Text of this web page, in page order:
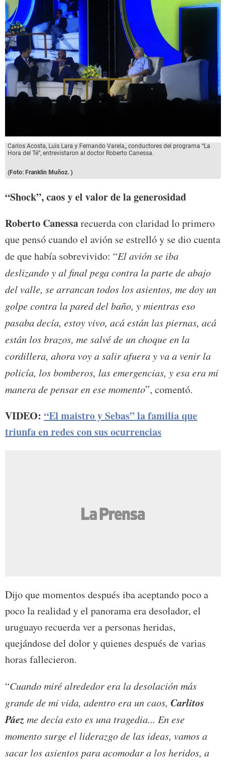
Carlos Acosta, Luis Lara y Fernando Varela,, conductores del programa “La
Hora del Té”, entrevistaron al doctor Roberto Canessa.
(Foto: Franklin Muñoz. )
“Shock”, caos y el valor de la generosidad
Roberto Canessarecuerda con claridad lo primero
que pensó cuando el avión se estrelló y se dio cuenta
de que había sobrevivido: “El avión se iba
deslizando y al final pega contra la parte de abajo
del valle, se arrancan todos los asientos, me doy un
golpe contra la pared del baño, y mientras eso
pasaba decía, estoy vivo, acá están las piernas, acá
están los brazos, me salvé de un choque en la
cordillera, ahora voy a salir afuera y va a venir la
policía, los bomberos, las emergencias, y esa era mi
manera de pensar en ese momento”, comentó.
VIDEO: “El maistro y Sebas” la familia que
triunfa en redes con sus ocurrencias
Dijo que momentos después iba aceptando poco a
poco la realidad y el panorama era desolador, el
uruguayo recuerda ver a personas heridas,
quejándose del dolor y quienes después de varias
horas fallecieron.
“Cuando miré alrededor era la desolación más
grande de mi vida, adentro era un caos, Carlitos
Páezme decía esto es una tragedia... En ese
momento surge el liderazgo de las ideas, vamos a
sacar los asientos para acomodar a los heridos, a